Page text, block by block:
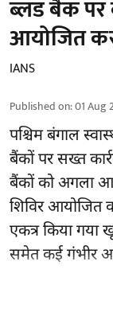
ब्लड बैंक पर
आयोजित
IANS
Published on:01 Aug
पश्चिम बंगाल
बैंकों पर सख्त
बैंकों को अगला
शिविर आयोजित
एकत्र किया
समेत कई गंभीर